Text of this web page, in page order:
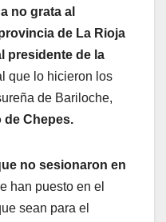
no grata al
de La Rioja
presidente de la
que lo hicieron los
de Bariloche,
de Chepes.
no sesionaron en
han puesto en el
sean para el